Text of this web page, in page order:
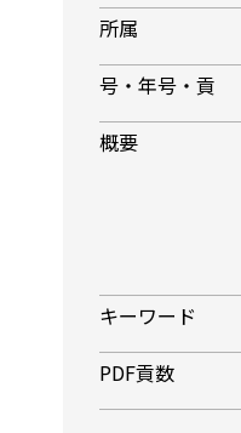
所属
号・年号・貢
概要
キーワード
PDF貢数